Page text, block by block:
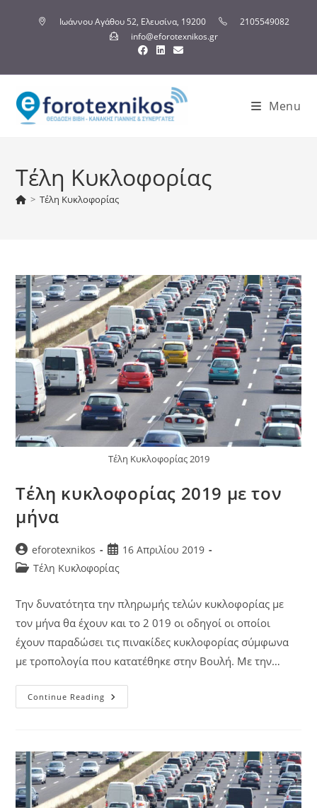
Ιωάννου Αγάθου 52, Ελευσίνα, 19200
2105549082
info@eforotexnikos.gr
Menu
Τέλη Κυκλοφορίας
> Τέλη Κυκλοφορίας
Τέλη Κυκλοφορίας 2019
Τέλη κυκλοφορίας 2019 με τον
μήνα
eforotexnikos
16 Απριλίου 2019
Τέλη Κυκλοφορίας
Την δυνατότητα την πληρωμής τελών κυκλοφορίας με
τον μήνα θα έχουν και το 2 019 οι οδηγοί οι οποίοι
έχουν παραδώσει τις πινακίδες κυκλοφορίας σύμφωνα
με τροπολογία που κατατέθηκε στην Βουλή. Με την…
Continue Reading